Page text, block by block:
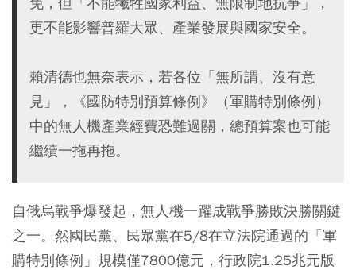
更不能影響普羅大眾、產業發展與國家安全。
賴清德也無奈表示，若各位「無所謂、沒有意
見」，《國防特別預算條例》（軍購特別條例）
中的無人機產業經費恐難過關，總預算案也可能
繼續一拖再拖。
自俄烏戰爭爆發起，無人機一躍成戰爭勝敗決勝關鍵
之一。然國民黨、民眾黨在5/8在立法院通過的「軍
購特別條例」規模僅7800億元，行政院1.25兆元版